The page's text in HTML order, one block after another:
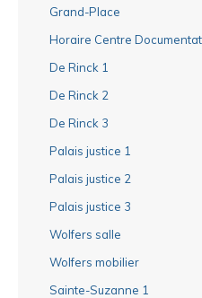
Grand-Place
Horaire Centre
De Rinck 1
De Rinck 2
De Rinck 3
Palais justice 1
Palais justice 2
Palais justice 3
Wolfers salle
Wolfers mobilier
Sainte-Suzanne 1